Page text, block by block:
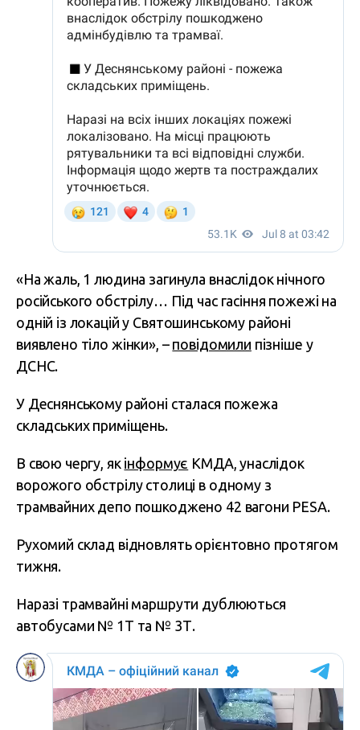
«На жаль, 1 людина загинула внаслідок нічного
російського обстрілу… Під час гасіння пожежі на
одній із локацій у Святошинському районі
виявлено тіло жінки», – повідомили пізніше у
ДСНС.
У Деснянському районі сталася пожежа
складських приміщень.
В свою чергу, як інформує КМДА, унаслідок
ворожого обстрілу столиці в одному з
трамвайних депо пошкоджено 42 вагони PESA.
Рухомий склад відновлять орієнтовно протягом
тижня.
Наразі трамвайні маршрути дублюються
автобусами № 1Т та № 3Т.